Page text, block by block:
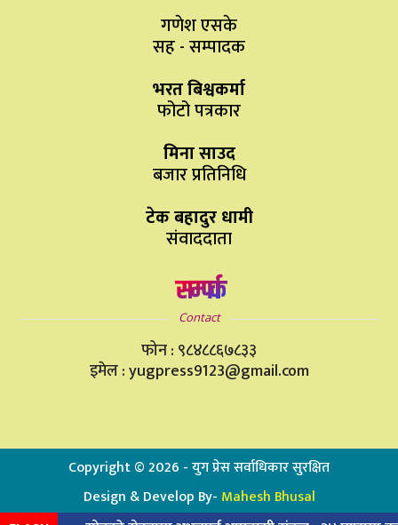
गणेश एसके
सह - सम्पादक
भरत बिश्वकर्मा
फोटो पत्रकार
मिना साउद
बजार प्रतिनिधि
टेक बहादुर धामी
संवाददाता
सम्पर्क
Contact
फोन : ९८४८८६७८३३
इमेल : yugpress9123@gmail.com
Copyright ©2026 - युग प्रेस सर्वाधिकार सुरक्षित
Design & Develop By- Mahesh Bhusal